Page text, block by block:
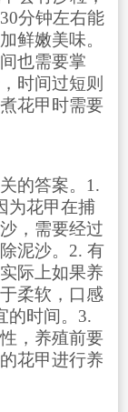
分钟左右能
鲜嫩美味。
也需要掌
时间过短则
花甲时需要
的答案。1.
为花甲在捕
，需要经过
泥沙。2. 有
际上如果养
柔软，口感
的时间。3.
，养殖前要
花甲进行养